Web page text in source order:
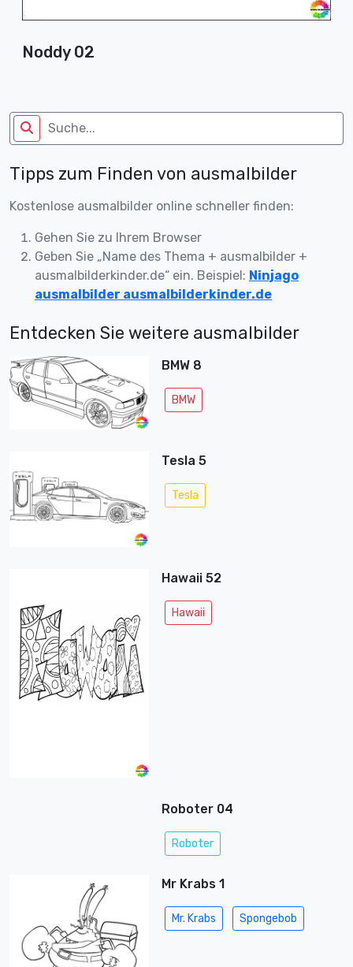
Noddy 02
Tipps zum Finden von ausmalbilder
Kostenlose ausmalbilder online schneller finden:
Gehen Sie zu Ihrem Browser
Geben Sie „Name des Thema + ausmalbilder +
ausmalbilderkinder.de“ ein. Beispiel: Ninjago
ausmalbilder ausmalbilderkinder.de
Entdecken Sie weitere ausmalbilder
BMW 8
BMW
Tesla 5
Tesla
Hawaii 52
Hawaii
Roboter 04
Roboter
Mr Krabs 1
Mr. Krabs Spongebob